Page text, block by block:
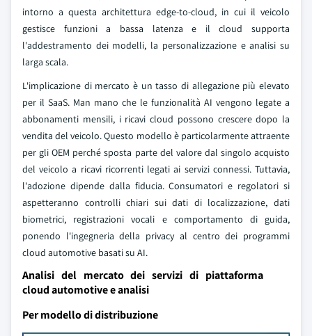
intorno a questa architettura edge-to-cloud, in cui il veicolo
gestisce funzioni a bassa latenza e il cloud supporta
l'addestramento dei modelli, la personalizzazione e analisi su
larga scala.
L'implicazione di mercato è un tasso di allegazione più elevato
per il SaaS. Man mano che le funzionalità AI vengono legate a
abbonamenti mensili, i ricavi cloud possono crescere dopo la
vendita del veicolo. Questo modello è particolarmente attraente
per gli OEM perché sposta parte del valore dal singolo acquisto
del veicolo a ricavi ricorrenti legati ai servizi connessi. Tuttavia,
l'adozione dipende dalla fiducia. Consumatori e regolatori si
aspetteranno controlli chiari sui dati di localizzazione, dati
biometrici, registrazioni vocali e comportamento di guida,
ponendo l'ingegneria della privacy al centro dei programmi
cloud automotive basati su AI.
Analisi del mercato dei servizi di piattaforma
cloud automotive e analisi
Per modello di distribuzione